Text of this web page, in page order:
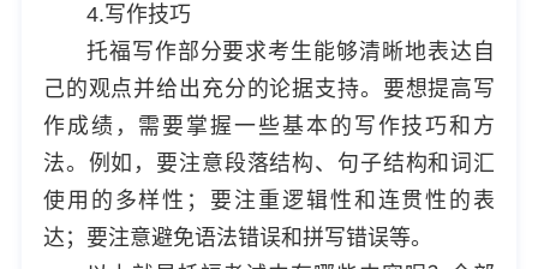
4.写作技巧
托福写作部分要求考生能够清晰地表达自
己的观点并给出充分的论据支持。要想提高写
作成绩，需要掌握一些基本的写作技巧和方
法。例如，要注意段落结构、句子结构和词汇
使用的多样性；要注重逻辑性和连贯性的表
达；要注意避免语法错误和拼写错误等。